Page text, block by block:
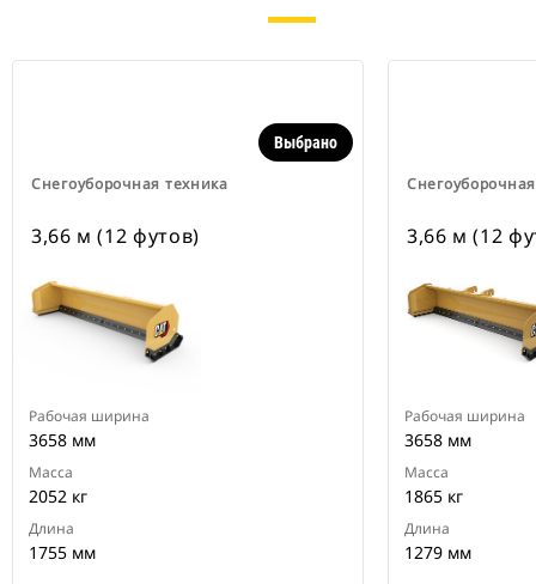
Снегоуборочная техника
Выбрано
3,66 м (12 футов)
Рабочая ширина
3658 мм
Масса
2052 кг
Длина
1755 мм
3,66 м (12
Рабочая ширина
3658 мм
Масса
1865 кг
Длина
1279 мм